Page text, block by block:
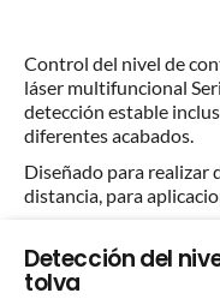
Control del nivel de
láser multifuncional
detección estable
diferentes acabados.
Diseñado para realizar
distancia, para
Detección del
tolva